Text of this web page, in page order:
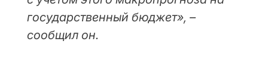
государственный бюджет», –
сообщил он.